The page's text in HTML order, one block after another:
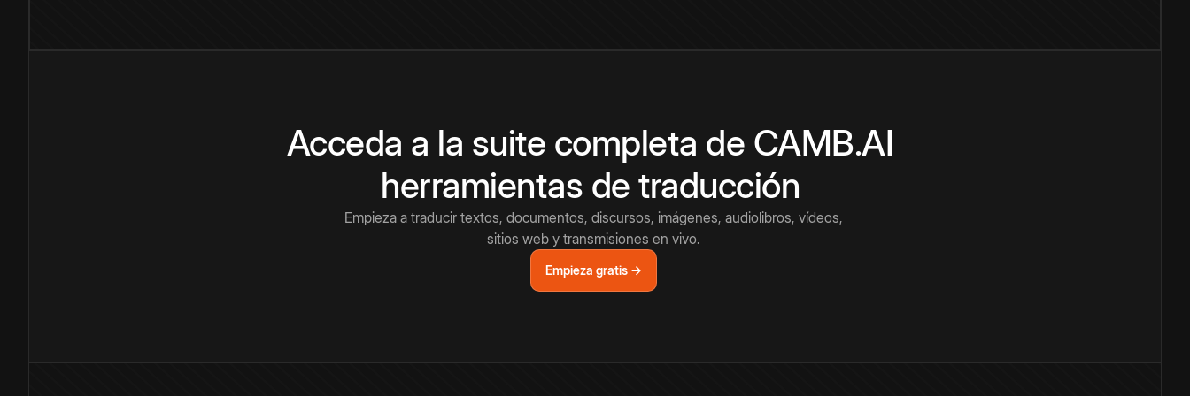
Acceda a la suite completa de CAMB.AI
herramientas de traducción
Empieza a traducir textos, documentos, discursos, imágenes, audiolibros, vídeos,
sitios web y transmisiones en vivo.
Empieza gratis →